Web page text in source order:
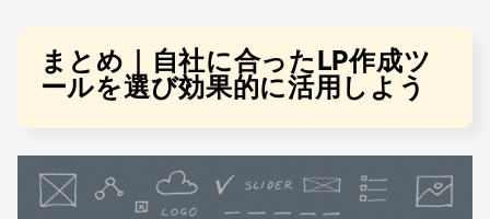
まとめ｜自社に合ったLP作成ツ
ールを選び効果的に活用しよう